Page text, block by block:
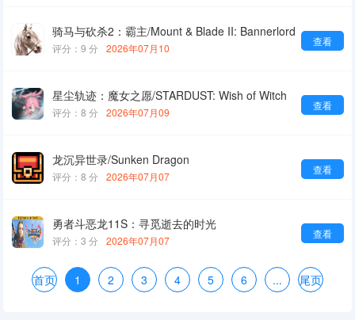
骑马与砍杀2：霸主/Mount & Blade II: Bannerlord
查看
评分：9 分 2026年07月10
星尘轨迹：魔女之愿/STARDUST: Wish of Witch
查看
评分：8 分 2026年07月09
龙沉异世录/Sunken Dragon
查看
评分：8 分 2026年07月07
勇者斗恶龙11S：寻觅逝去的时光
查看
评分：3 分 2026年07月07
首页 1 2 3 4 5 6 ... 尾页